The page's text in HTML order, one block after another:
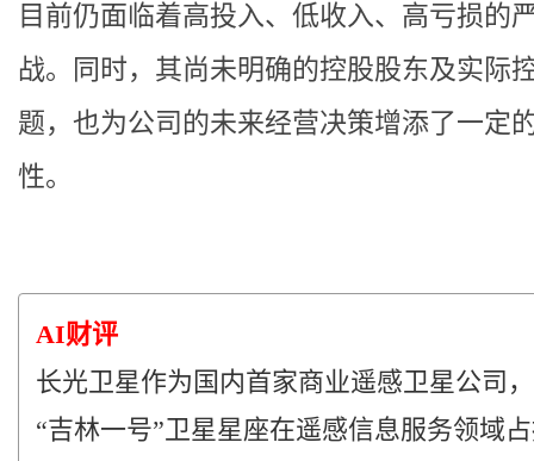
目前仍面临着高投入、低收入、高亏损的
战。同时，其尚未明确的控股股东及实际
题，也为公司的未来经营决策增添了一定
性。
AI财评
长光卫星作为国内首家商业遥感卫星公司
“吉林一号”卫星星座在遥感信息服务领域